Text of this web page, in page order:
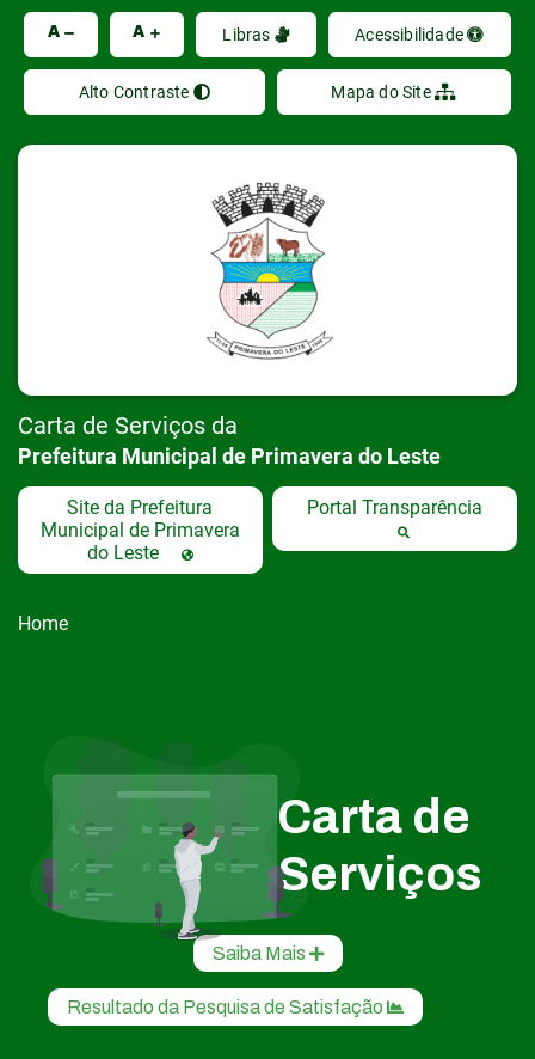
A A Libras Acessibilidade
Alto Contraste Mapa do Site
Carta de Serviços da
Prefeitura Municipal de Primavera do Leste
Site da Prefeitura
Municipal de Primavera
do Leste
Portal Transparência
Home
Carta de
Serviços
Saiba Mais
Resultado da Pesquisa de Satisfação